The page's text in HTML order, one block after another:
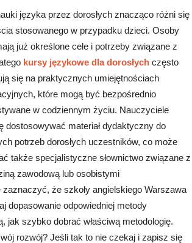
języka przez dorosłych znacząco różni się
stosowanego w przypadku dzieci. Osoby
już określone cele i potrzeby związane z
kursy językowe dla dorosłych często
się na praktycznych umiejętnościach
które mogą być bezpośrednio
w codziennym życiu. Nauczyciele
dostosowywać materiał dydaktyczny do
potrzeb dorosłych uczestników, co może
także specjalistyczne słownictwo związane z
zawodową lub osobistymi
że szkoły angielskiego Warszawa
dopasowanie odpowiedniej metody
jak szybko dobrać właściwą metodologię.
rozwój? Jeśli tak to nie czekaj i zapisz się